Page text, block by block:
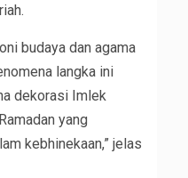
budaya dan agama
langka ini
dekorasi Imlek
yang
kebhinekaan,” jelas